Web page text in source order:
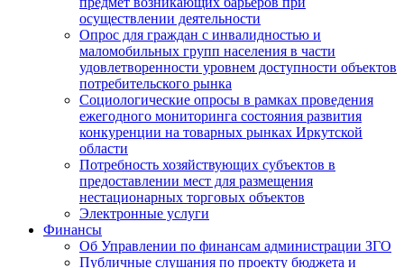
осуществлении деятельности
Опрос для граждан с инвалидностью и
маломобильных групп населения в части
удовлетворенности уровнем доступности объектов
потребительского рынка
Социологические опросы в рамках проведения
ежегодного мониторинга состояния развития
конкуренции на товарных рынках Иркутской
области
Потребность хозяйствующих субъектов в
предоставлении мест для размещения
нестационарных торговых объектов
Электронные услуги
Финансы
Об Управлении по финансам администрации ЗГО
Публичные слушания по проекту бюджета и